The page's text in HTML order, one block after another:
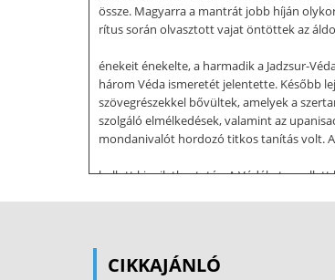
össze. Magyarra a mantrát jobb híján
rítus során olvasztott vajat öntöttek az
énekeit énekelte, a harmadik a Jadzsur-
három Véda ismeretét jelentette. Később
szövegrészekkel bővültek, amelyek a
szolgáló elmélkedések, valamint az
mondanivalót hordozó titkos tanítás volt.
hallott kinyilatkoztatás. A Védákat emellett
szemben. Ennek alapján alakult ki
CIKKAJÁNLÓ